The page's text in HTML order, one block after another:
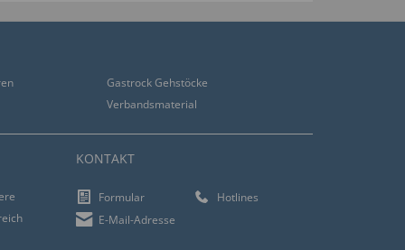
Gastrock Gehstöcke
Verbandsmaterial
KONTAKT
Formular
Hotlines
E-Mail-Adresse